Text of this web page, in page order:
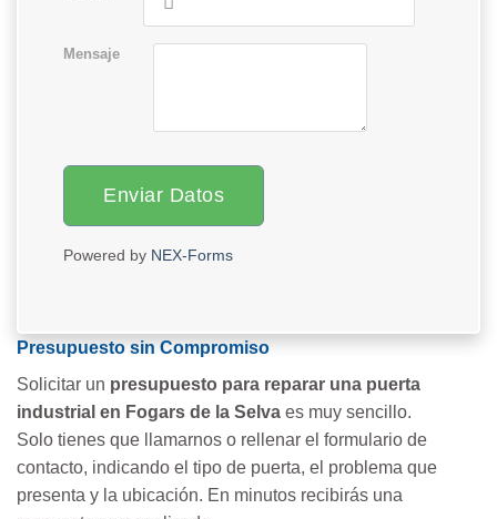
Mensaje
Enviar Datos
Powered by NEX-Forms
Presupuesto sin Compromiso
Solicitar un presupuesto para reparar una puerta
industrial en Fogars de la Selva es muy sencillo.
Solo tienes que llamarnos o rellenar el formulario de
contacto, indicando el tipo de puerta, el problema que
presenta y la ubicación. En minutos recibirás una